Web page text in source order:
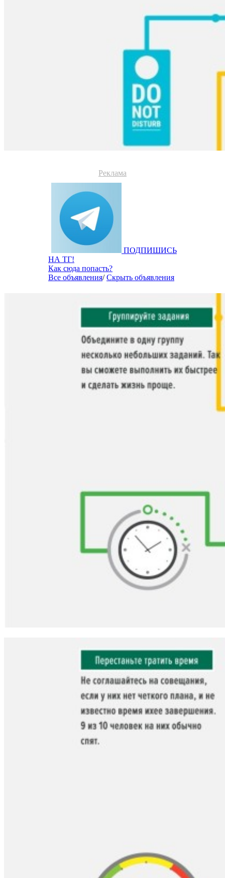
Реклама
ПОДПИШИСЬ
НА ТГ!
Как сюда попасть?
Все объявления/Скрыть объявления